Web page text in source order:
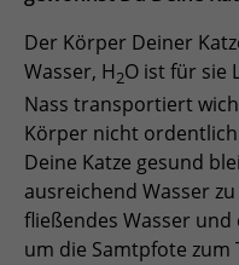
FRANÇAIS
ITALIANO
POLSKI
ESPAÑOL
PORTUGUÊS BRASIL
Der Körper Deiner
Wasser, H2O ist für sie
Nass transportiert
Körper nicht
Deine Katze gesund
ausreichend Wasser
fließendes Wasser
um die Samtpfote zum